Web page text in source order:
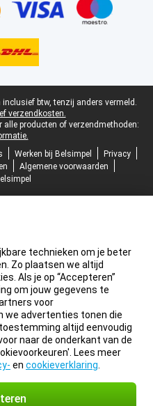
btw, tenzij anders vermeld.
verzendkosten.
alle producten of verzendmethoden:
Werken bij Belsimpel
Privacy
Algemene voorwaarden
technieken om je beter
Zo plaatsen we altijd
Als je op “Accepteren”
om jouw gegevens te
voor
we advertenties tonen die
altijd eenvoudig
naar de onderkant van de
Lees meer
en cookieverklaring